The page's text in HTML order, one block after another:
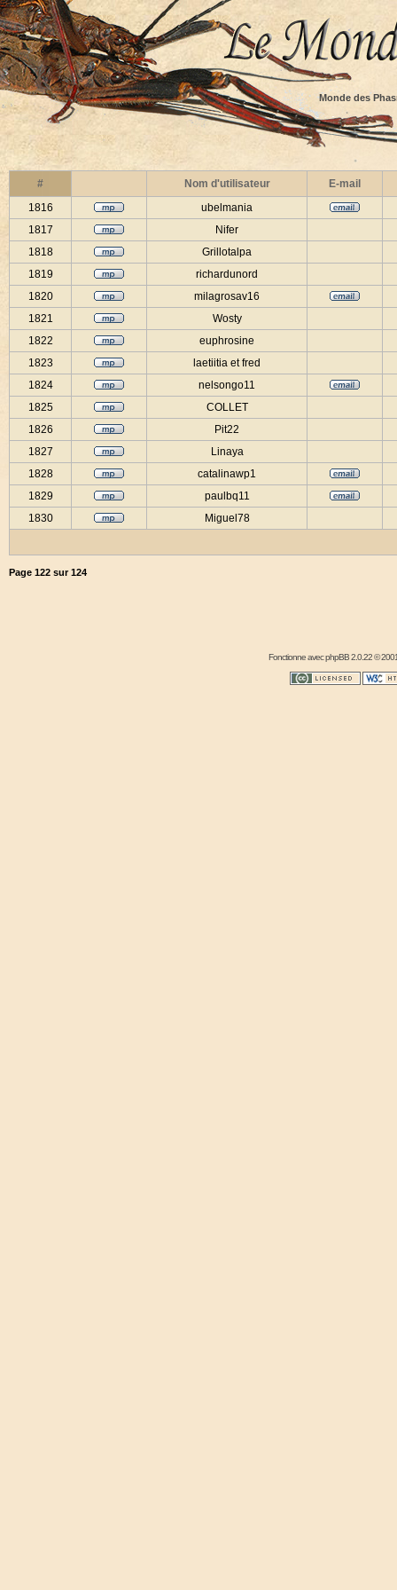
Monde des
# Nom d'utilisateur
E-mail
1816
ubelmania
1817
Nifer
1818
Grillotalpa
1819
richardunord
1820
milagrosav16
1821
Wosty
1822
euphrosine
1823
laetiitia et fred
1824
nelsongo11
1825
COLLET
1826
Pit22
1827
Linaya
1828
catalinawp1
1829
paulbq11
1830
Miguel78
Page 122 sur124
Fonctionne avecphpBB2.0.22 ©